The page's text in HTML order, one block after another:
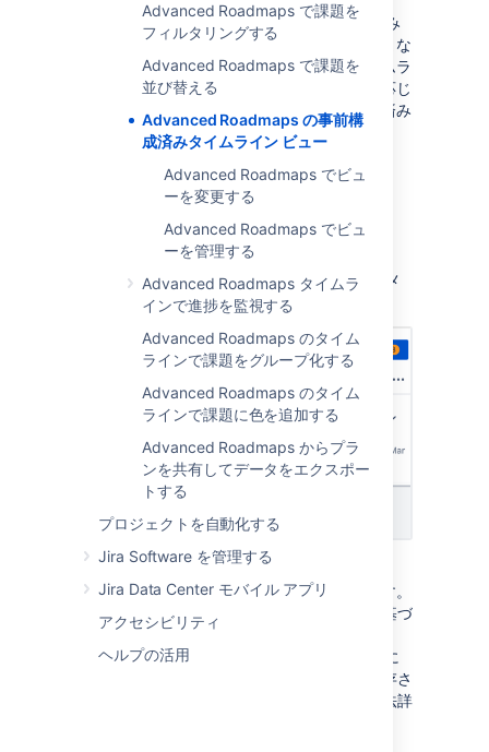
Advanced Roadmaps で課題を
フィルタリングする
Advanced Roadmaps で課題を
並び替える
Advanced Roadmaps の事前構
成済みタイムライン ビュー
Advanced Roadmaps でビュ
ーを変更する
Advanced Roadmaps でビュ
ーを管理する
Advanced Roadmaps タイムラ
インで進捗を監視する
Advanced Roadmaps のタイム
ラインで課題をグループ化する
Advanced Roadmaps のタイム
ラインで課題に色を追加する
Advanced Roadmaps からプラ
ンを共有してデータをエクスポー
トする
プロジェクトを自動化する
Jira Software を管理する
Jira Data Center モバイル アプリ
アクセシビリティ
ヘルプの活用
Advanced Roadmapsを使用すると、保存済み
のビュー設定間で切り替えてプランをさまざまな
観点から確認できます。ビューごとに、タイムラ
インに異なる情報列が表示されます。必要に応じ
これらのビューを変更
できます。事前設定済み
ビューには以下の 4 つがあります。
基本ビュー
スプリント キャパシティ管理ビュー
トップレベルのプラン ビュー
依存関係管理ビュー
変更をレビュー]ボタンの下にある [ ビュー
メ
を使って切り替えられます。
すべての事前設定済みビューで、
parent (親にまとめる)]は無効になっています。
すべての課題は折りたたまれ、ビュー設定に基づ
きグループ化されます。設定を変更すると、
EDITED (編集済み)
メニューに
表示され、このビューは変更されたものの保存さ
れていないことを示します。ビューの変更方法詳